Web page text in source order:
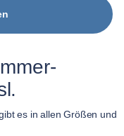
es in allen Größen und